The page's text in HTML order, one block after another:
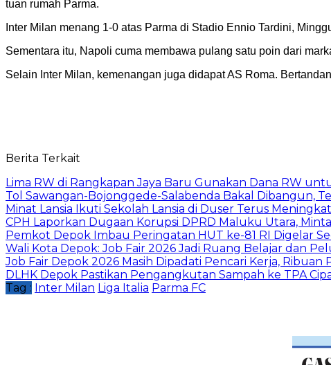
tuan rumah Parma.
Inter Milan menang 1-0 atas Parma di Stadio Ennio Tardini,
Sementara itu, Napoli cuma membawa pulang satu poin dari
Selain Inter Milan, kemenangan juga didapat AS Roma.
Berita Terkait
Lima RW di Rangkapan Jaya Baru Gunakan Dana RW
Tol Sawangan-Bojonggede-Salabenda Bakal Dibangun,
Minat Lansia Ikuti Sekolah Lansia di Duser Terus
CPH Laporkan Dugaan Korupsi DPRD Maluku Utara,
Pemkot Depok Imbau Peringatan HUT ke-81 RI Digelar
Wali Kota Depok: Job Fair 2026 Jadi Ruang Belajar dan
Job Fair Depok 2026 Masih Dipadati Pencari Kerja,
DLHK Depok Pastikan Pengangkutan Sampah ke TPA
Tag : Inter Milan Liga Italia Parma FC